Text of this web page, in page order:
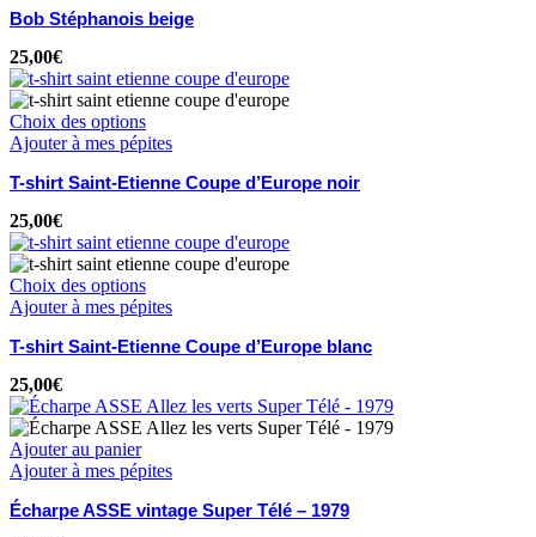
Bob Stéphanois beige
25,00€
Choix des options
Ajouter à mes pépites
T-shirt Saint-Etienne Coupe d’Europe noir
25,00€
Choix des options
Ajouter à mes pépites
T-shirt Saint-Etienne Coupe d’Europe blanc
25,00€
Ajouter au panier
Ajouter à mes pépites
Écharpe ASSE vintage Super Télé – 1979